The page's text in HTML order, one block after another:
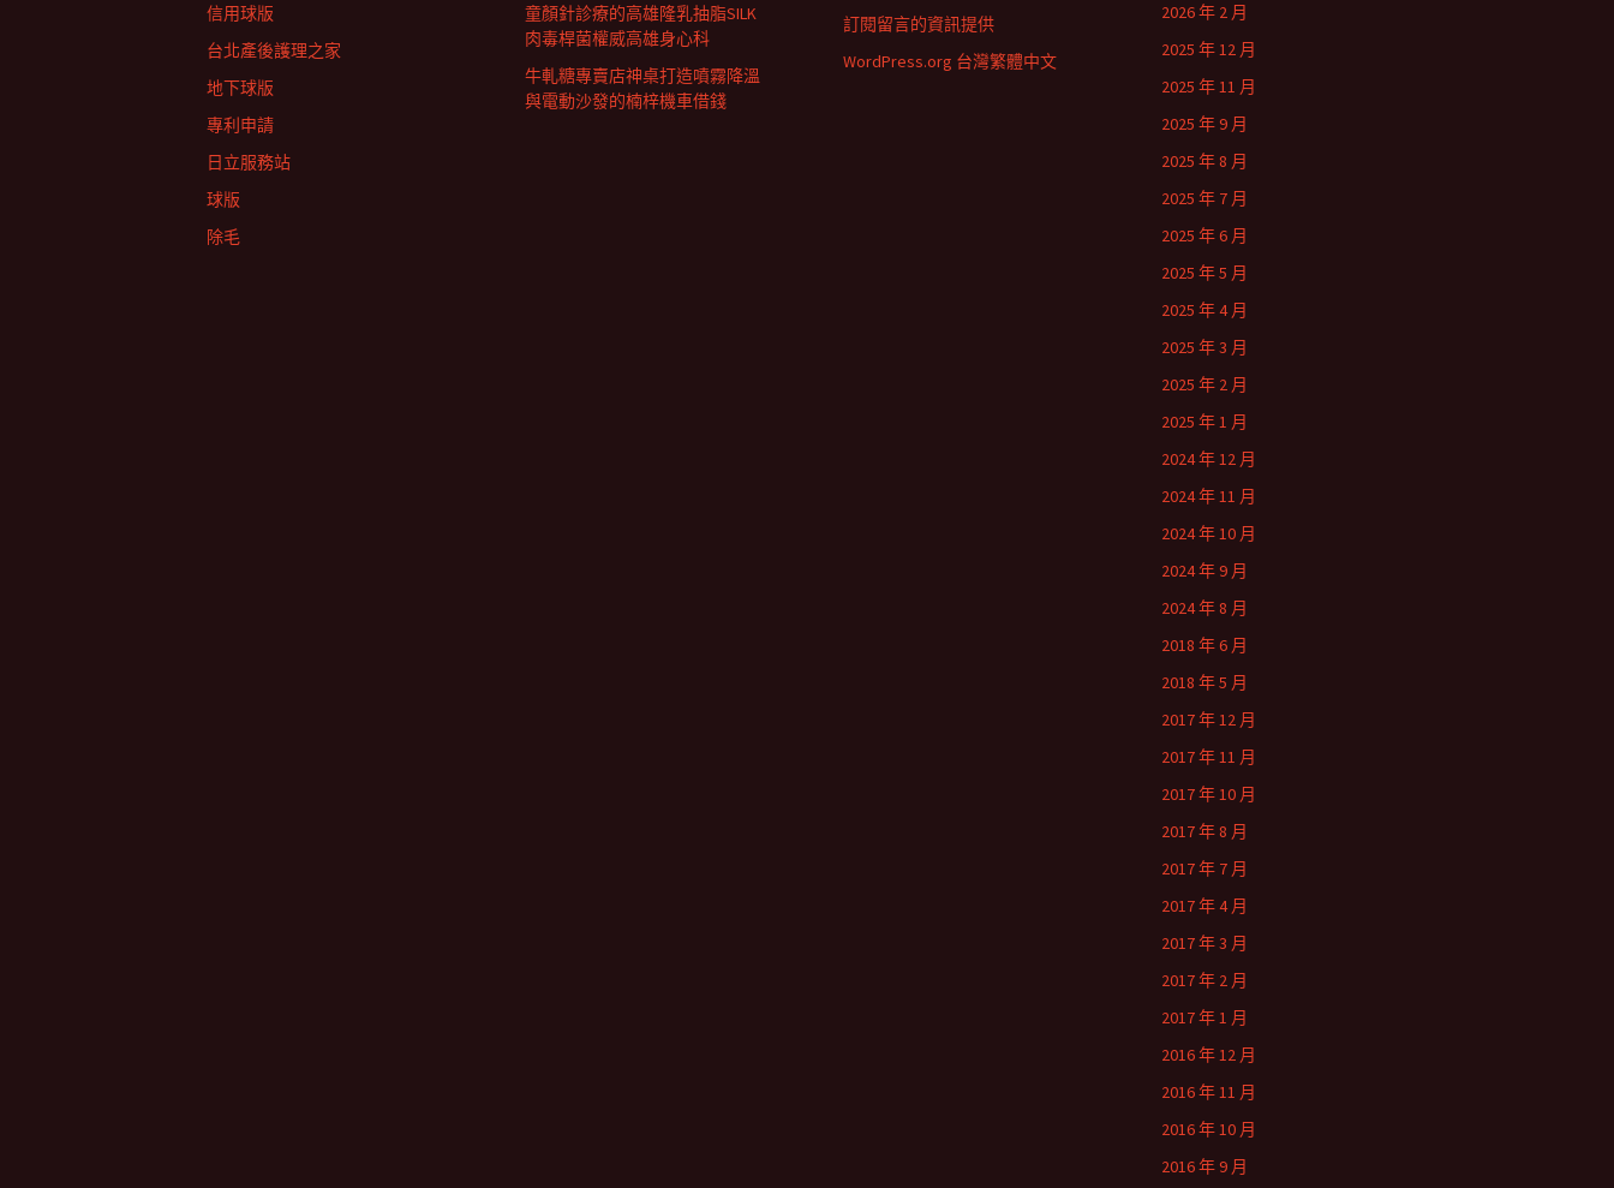
童顏針診療的高雄隆乳抽脂SILK
肉毒桿菌權威高雄身心科
牛軋糖專賣店神桌打造噴霧降溫
與電動沙發的楠梓機車借錢
2026 年 2 月
2025 年 12 月
2025 年 11 月
2025 年 9 月
2025 年 8 月
2025 年 7 月
2025 年 6 月
2025 年 5 月
2025 年 4 月
2025 年 3 月
2025 年 2 月
2025 年 1 月
2024 年 12 月
2024 年 11 月
2024 年 10 月
2024 年 9 月
2024 年 8 月
2018 年 6 月
2018 年 5 月
2017 年 12 月
2017 年 11 月
2017 年 10 月
2017 年 8 月
2017 年 7 月
2017 年 4 月
2017 年 3 月
2017 年 2 月
2017 年 1 月
2016 年 12 月
2016 年 11 月
2016 年 10 月
2016 年 9 月
信用球版
台北產後護理之家
地下球版
專利申請
日立服務站
球版
除毛
訂閱留言的資訊提供
WordPress.org 台灣繁體中文